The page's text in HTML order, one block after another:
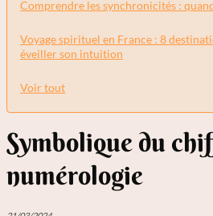
Comprendre les synchronicités :
Voyage spirituel en France : 8
éveiller son intuition
Voir tout
Symbolique du
numérologie